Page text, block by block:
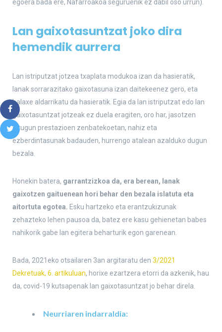
egoera bada ere, Nafarroakoa seguruenik ez dabil oso urrun).
Lan gaixotasuntzat joko dira
hemendik aurrera
Lan istriputzat jotzea txaplata modukoa izan da hasieratik,
lanak sorrarazitako gaixotasuna izan daitekeenez gero, eta
halaxe aldarrikatu da hasieratik. Egia da lan istriputzat edo lan
gaixotasuntzat jotzeak ez duela eragiten, oro har, jasotzen
ditugun prestazioen zenbatekoetan, nahiz eta
ezberdintasunak badauden, hurrengo atalean azalduko dugun
bezala.
Honekin batera, garrantzizkoa da, era berean, lanak
gaixotzen gaituenean hori behar den bezala islatuta eta
aitortuta egotea. Esku hartzeko eta erantzukizunak
zehazteko lehen pausoa da, batez ere kasu gehienetan babes
nahikorik gabe lan egitera beharturik egon garenean.
Bada, 2021eko otsailaren 3an argitaratu den 3/2021
Dekretuak, 6. artikuluan, horixe ezartzera etorri da azkenik, hau
da, covid-19 kutsapenak lan gaixotasuntzat jo behar direla.
Neurriaren indarraldia: